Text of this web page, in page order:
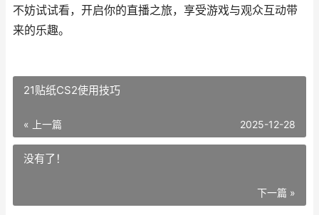
不妨试试看，开启你的直播之旅，享受游戏与观众互动带
来的乐趣。
21贴纸CS2使用技巧
« 上一篇 2025-12-28
没有了！
下一篇 »